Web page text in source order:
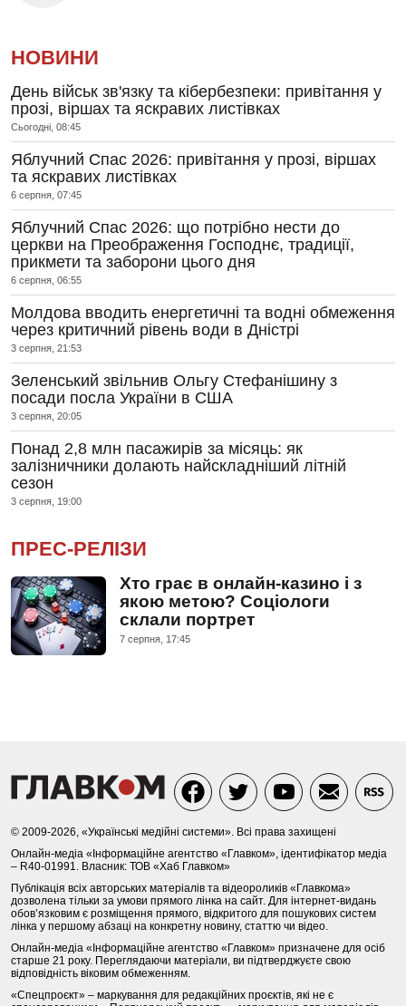
НОВИНИ
День військ зв'язку та кібербезпеки: привітання у
прозі, віршах та яскравих листівках
Сьогодні, 08:45
Яблучний Спас 2026: привітання у прозі, віршах
та яскравих листівках
6 серпня, 07:45
Яблучний Спас 2026: що потрібно нести до
церкви на Преображення Господнє, традиції,
прикмети та заборони цього дня
6 серпня, 06:55
Молдова вводить енергетичні та водні обмеження
через критичний рівень води в Дністрі
3 серпня, 21:53
Зеленський звільнив Ольгу Стефанішину з
посади посла України в США
3 серпня, 20:05
Понад 2,8 млн пасажирів за місяць: як
залізничники долають найскладніший літній
сезон
3 серпня, 19:00
ПРЕС-РЕЛІЗИ
Хто грає в онлайн-казино і з
якою метою? Соціологи
склали портрет
7 серпня, 17:45
© 2009-2026, «Українські медійні системи». Всі права захищені
Онлайн-медіа «Інформаційне агентство «Главком», ідентифікатор медіа
– R40-01991. Власник: ТОВ «Хаб Главком»
Публікація всіх авторських матеріалів та відеороликів «Главкома»
дозволена тільки за умови прямого лінка на сайт. Для інтернет-видань
обов’язковим є розміщення прямого, відкритого для пошукових систем
лінка у першому абзаці на конкретну новину, статтю чи відео.
Онлайн-медіа «Інформаційне агентство «Главком» призначене для осіб
старше 21 року. Переглядаючи матеріали, ви підтверджуєте свою
відповідність віковим обмеженням.
«Спецпроєкт» – маркування для редакційних проєктів, які не є